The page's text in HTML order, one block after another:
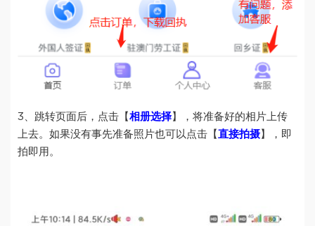
3、跳转页面后，点击【 相册选择 】，将准备好的相片上传
上去。如果没有事先准备照片也可以点击【 直接拍摄】，即
拍即用。